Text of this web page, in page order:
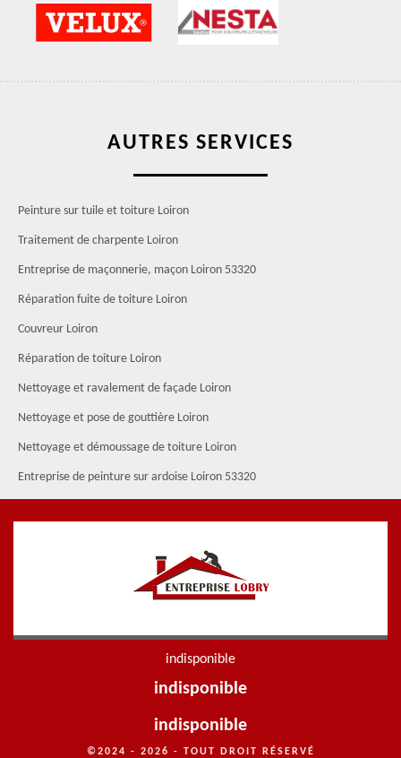
AUTRES SERVICES
Peinture sur tuile et toiture Loiron
Traitement de charpente Loiron
Entreprise de maçonnerie, maçon Loiron 53320
Réparation fuite de toiture Loiron
Couvreur Loiron
Réparation de toiture Loiron
Nettoyage et ravalement de façade Loiron
Nettoyage et pose de gouttière Loiron
Nettoyage et démoussage de toiture Loiron
Entreprise de peinture sur ardoise Loiron 53320
indisponible
indisponible
indisponible
©2024 - 2026 - TOUT DROIT RÉSERVÉ